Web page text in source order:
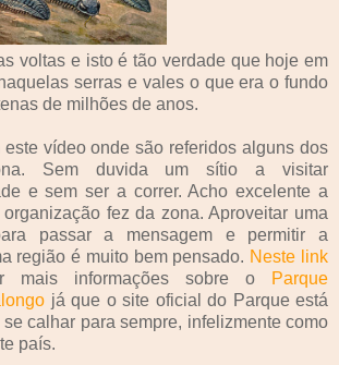
voltas e isto é tão verdade que hoje em
serras e vales o que era o fundo
de milhões de anos.
vídeo onde são referidos alguns dos
Sem duvida um sítio a visitar
e sem ser a correr. Acho excelente a
fez da zona. Aproveitar uma
passar a mensagem e permitir a
região é muito bem pensado. Neste link
mais informações sobre o
Parque
já que o site oficial do Parque está
calhar para sempre, infelizmente como
país.